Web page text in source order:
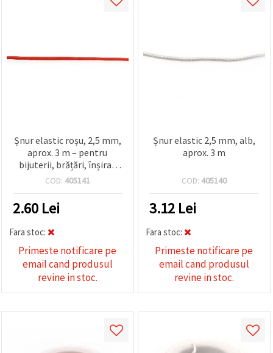
Șnur elastic roșu, 2,5 mm,
aprox. 3 m – pentru
bijuterii, brățări, înșirat
mărgele, măști și
COD: 405141
2.60 Lei
Fara stoc:
Primeste notificare pe
email cand produsul
revine in stoc.
Șnur elastic 2,5 mm, alb,
aprox. 3 m
COD: 405140
3.12 Lei
Fara stoc:
Primeste notificare pe
email cand produsul
revine in stoc.